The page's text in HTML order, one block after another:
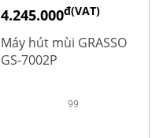
4.245.000đ(VAT)
5.660.000
Máy hút mùi GRASSO
GS-7002P
99